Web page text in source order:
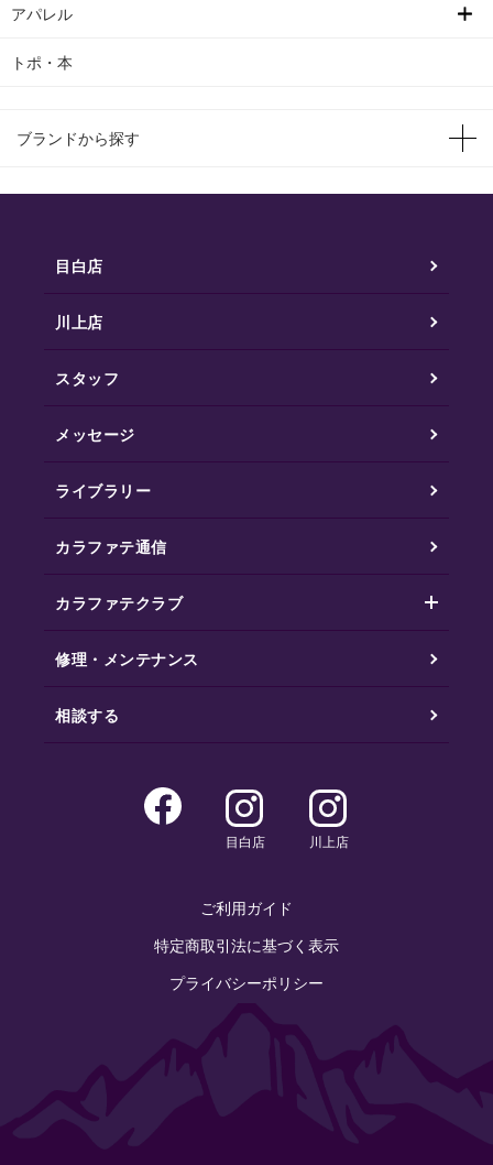
アパレル
トポ・本
ブランドから探す
目白店
川上店
スタッフ
メッセージ
ライブラリー
カラファテ通信
カラファテクラブ
修理・メンテナンス
相談する
目白店 川上店
ご利用ガイド
特定商取引法に基づく表示
プライバシーポリシー